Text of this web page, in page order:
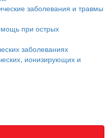
заболевания и травмы
при острых
заболеваниях
ионизирующих и